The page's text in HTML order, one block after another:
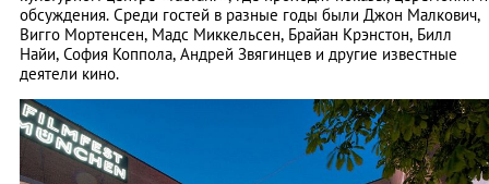
обсуждения. Среди гостей в разные годы были Джон Малкович,
Вигго Мортенсен, Мадс Миккельсен, Брайан Крэнстон, Билл
Найи, София Коппола, Андрей Звягинцев и другие известные
деятели кино.